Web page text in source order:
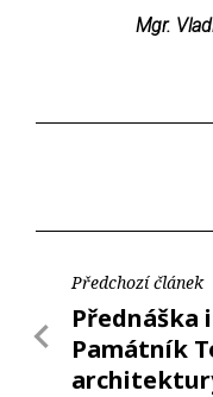
Mgr.
Předchozí článek
Přednáška
Památník